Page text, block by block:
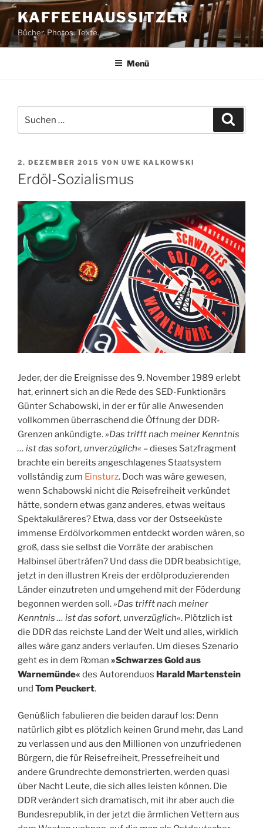
Zum
Inhalt
springen
KAFFEEHAUSSITZER
Bücher. Photos. Texte.
Menü
nach:
VERÖFFENTLICHT
AM
2. DEZEMBER 2015 VON UWE KALKOWSKI
Erdöl-Sozialismus
Jeder, der die Ereignisse des 9. November 1989 erlebt
hat, erinnert sich an die Rede des SED-Funktionärs
Günter Schabowski, in der er für alle Anwesenden
vollkommen überraschend die Öffnung der DDR-
Grenzen ankündigte.»Das trifft nach meiner Kenntnis
… ist das sofort, unverzüglich« – dieses Satzfragment
brachte ein bereits angeschlagenes Staatsystem
vollständig zum Einsturz. Doch was wäre gewesen,
wenn Schabowski nicht die Reisefreiheit verkündet
hätte, sondern etwas ganz anderes, etwas weitaus
Spektakuläreres? Etwa, dass vor der Ostseeküste
immense Erdölvorkommen entdeckt worden wären, so
groß, dass sie selbst die Vorräte der arabischen
Halbinsel überträfen? Und dass die DDR beabsichtige,
jetzt in den illustren Kreis der erdölproduzierenden
Länder einzutreten und umgehend mit der Föderdung
begonnen werden soll.»Das trifft nach meiner
Kenntnis … ist das sofort, unverzüglich«. Plötzlich ist
die DDR das reichste Land der Welt und alles, wirklich
alles wäre ganz anders verlaufen. Um dieses Szenario
geht es in dem Roman »Schwarzes Gold aus
Warnemünde« des Autorenduos Harald Martenstein
und Tom Peuckert.
Genüßlich fabulieren die beiden darauf los: Denn
natürlich gibt es plötzlich keinen Grund mehr, das Land
zu verlassen und aus den Millionen von unzufriedenen
Bürgern, die für Reisefreiheit, Pressefreiheit und
andere Grundrechte demonstrierten, werden quasi
über Nacht Leute, die sich alles leisten können. Die
DDR verändert sich dramatisch, mit ihr aber auch die
Bundesrepublik, in der jetzt die ärmlichen Vettern aus